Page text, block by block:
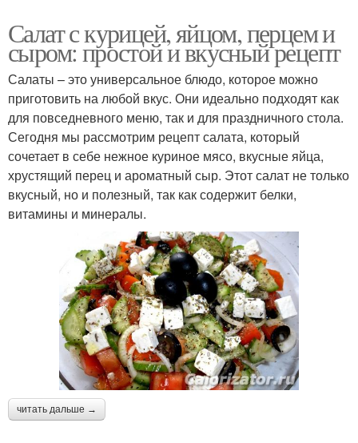
Салат с курицей, яйцом, перцем и
сыром: простой и вкусный рецепт
Салаты – это универсальное блюдо, которое можно
приготовить на любой вкус. Они идеально подходят как
для повседневного меню, так и для праздничного стола.
Сегодня мы рассмотрим рецепт салата, который
сочетает в себе нежное куриное мясо, вкусные яйца,
хрустящий перец и ароматный сыр. Этот салат не только
вкусный, но и полезный, так как содержит белки,
витамины и минералы.
читать дальше →